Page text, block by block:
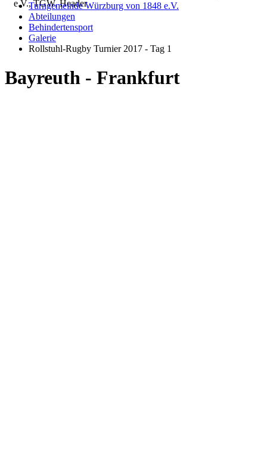
Turngemeinde Würzburg von 1848 e.V.
Abteilungen
Behindertensport
Galerie
Rollstuhl-Rugby Turnier 2017 - Tag 1
Bayreuth - Frankfurt